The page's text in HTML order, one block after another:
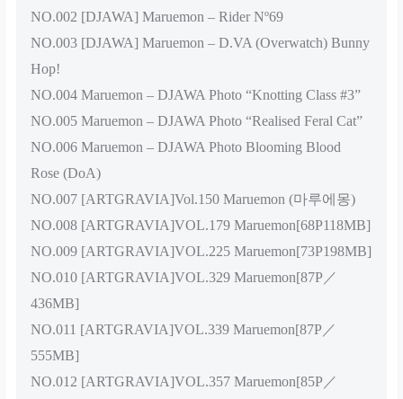
NO.002 [DJAWA] Maruemon – Rider Nº69
NO.003 [DJAWA] Maruemon – D.VA (Overwatch) Bunny
Hop!
NO.004 Maruemon – DJAWA Photo “Knotting Class #3”
NO.005 Maruemon – DJAWA Photo “Realised Feral Cat”
NO.006 Maruemon – DJAWA Photo Blooming Blood
Rose (DoA)
NO.007 [ARTGRAVIA]Vol.150 Maruemon (마루에몽)
NO.008 [ARTGRAVIA]VOL.179 Maruemon[68P118MB]
NO.009 [ARTGRAVIA]VOL.225 Maruemon[73P198MB]
NO.010 [ARTGRAVIA]VOL.329 Maruemon[87P／
436MB]
NO.011 [ARTGRAVIA]VOL.339 Maruemon[87P／
555MB]
NO.012 [ARTGRAVIA]VOL.357 Maruemon[85P／